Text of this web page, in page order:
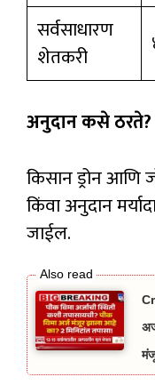
सर्वसाधारण
शेतकरी
अनुदान कसे ठरते?
किसान ड्रोन आणि
किंवा अनुदान
जाईल.